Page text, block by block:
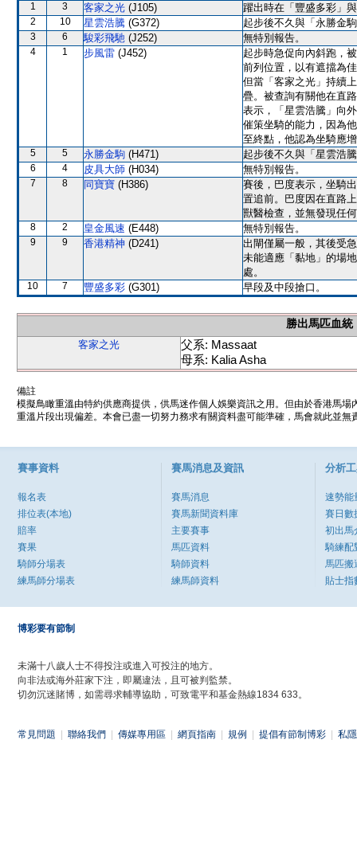
1 3 客家之光 (J105) 躍出時在「豐盛多彩」
2 10 星雲浩騰 (G372) 起步後不久與「永勝金
3 6 駿彩飛馳 (J252) 無特別報告。
4 1 步風雷 (J452)
起步時急促向內斜跑，
前列位置，以有遮擋為
但當「客家之光」持續
疊。被查詢有關他在直
表示，「星雲浩騰」向
催策坐騎的能力，因為
至終點，他認為坐騎應
5 5 永勝金駒 (H471) 起步後不久與「星雲浩
6 4 皮具大師 (H034) 無特別報告。
7 8 同寶寶 (H386)
賽後，巴度表示，坐騎
置追前。巴度因在直路
獸醫檢查，並無發現任
8 2 皇金風速 (E448) 無特別報告。
9 9 香港精神 (D241)
出閘僅屬一般，其後受
未能適應「黏地」的場
處。
10 7 豐盛多彩 (G301) 早段及中段搶口。
勝出馬匹血統
客家之光
父系: Massaat
母系: Kalia Asha
備註
模擬鳥瞰重溫由特約供應商提供，供馬迷作個人娛樂資訊之用。但由於香港馬
重溫片段出現偏差。本會已盡一切努力務求有關資料盡可能準確，馬會就此並
賽事資料
報名表
排位表(本地)
賠率
賽果
騎師分場表
練馬師分場表
賽馬消息及資訊
賽馬消息
賽馬新聞資料庫
主要賽事
馬匹資料
騎師資料
練馬師資料
分析
速勢能
賽日數
初出馬
騎練配
馬匹搬
貼士指
博彩要有節制
未滿十八歲人士不得投注或進入可投注的地方。
向非法或海外莊家下注，即屬違法，且可被判監禁。
切勿沉迷賭博，如需尋求輔導協助，可致電平和基金熱線1834 633。
常見問題 聯絡我們 傳媒專用區 網頁指南 規例 提倡有節制博彩 私